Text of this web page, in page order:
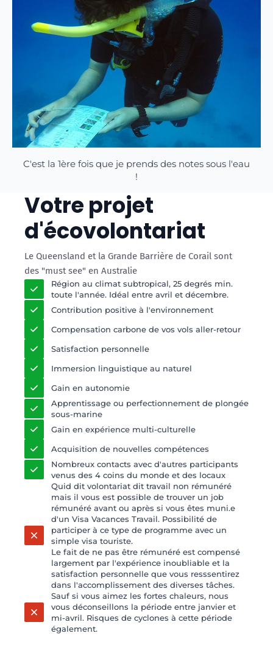
C'est la 1ère fois que je prends des notes sous l'eau
!
Votre projet
d'écovolontariat
Le Queensland et la Grande Barrière de Corail sont
des "must see" en Australie
Région au climat subtropical, 25 degrés min.
toute l'année. Idéal entre avril et décembre.
Contribution positive à l'environnement
Compensation carbone de vos vols aller-retour
Satisfaction personnelle
Immersion linguistique au naturel
Gain en autonomie
Apprentissage ou perfectionnement de plongée
sous-marine
Gain en expérience multi-culturelle
Acquisition de nouvelles compétences
Nombreux contacts avec d'autres participants
venus des 4 coins du monde et des locaux
Quid dit volontariat dit travail non rémunéré
mais il vous est possible de trouver un job
rémunéré avant ou après si vous êtes muni.e
d'un Visa Vacances Travail. Possibilité de
participer à ce type de programme avec un
simple visa touriste.
Le fait de ne pas être rémunéré est compensé
largement par l'expérience inoubliable et la
satisfaction personnelle que vous resssentirez
dans l'accomplissement des diverses tâches.
Sauf si vous aimez les fortes chaleurs, nous
vous déconseillons la période entre janvier et
mi-avril. Risques de cyclones à cette période
également.